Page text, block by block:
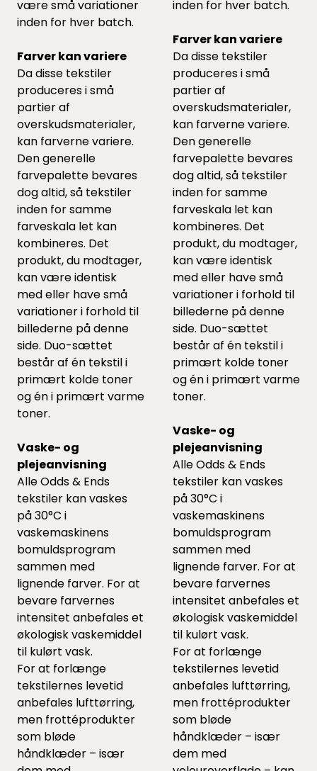
være små variationer
inden for hver batch.
Farver kan variere
Da disse tekstiler
produceres i små
partier af
overskudsmaterialer,
kan farverne variere.
Den generelle
farvepalette bevares
dog altid, så tekstiler
inden for samme
farveskala let kan
kombineres. Det
produkt, du modtager,
kan være identisk
med eller have små
variationer i forhold til
billederne på denne
side. Duo-sættet
består af én tekstil i
primært kolde toner
og én i primært varme
toner.
Vaske- og
plejeanvisning
Alle Odds & Ends
tekstiler kan vaskes
på 30°C i
vaskemaskinens
bomuldsprogram
sammen med
lignende farver. For at
bevare farvernes
intensitet anbefales et
økologisk vaskemiddel
til kulørt vask.
For at forlænge
tekstilernes levetid
anbefales lufttørring,
men frottéprodukter
som bløde
håndklæder – især
inden for hver batch.
Farver kan variere
Da disse tekstiler
produceres i små
partier af
overskudsmaterialer,
kan farverne variere.
Den generelle
farvepalette bevares
dog altid, så tekstiler
inden for samme
farveskala let kan
kombineres. Det
produkt, du modtager,
kan være identisk
med eller have små
variationer i forhold til
billederne på denne
side. Duo-sættet
består af én tekstil i
primært kolde toner
og én i primært varme
toner.
Vaske- og
plejeanvisning
Alle Odds & Ends
tekstiler kan vaskes
på 30°C i
vaskemaskinens
bomuldsprogram
sammen med
lignende farver. For at
bevare farvernes
intensitet anbefales et
økologisk vaskemiddel
til kulørt vask.
For at forlænge
tekstilernes levetid
anbefales lufttørring,
men frottéprodukter
som bløde
håndklæder – især
dem med